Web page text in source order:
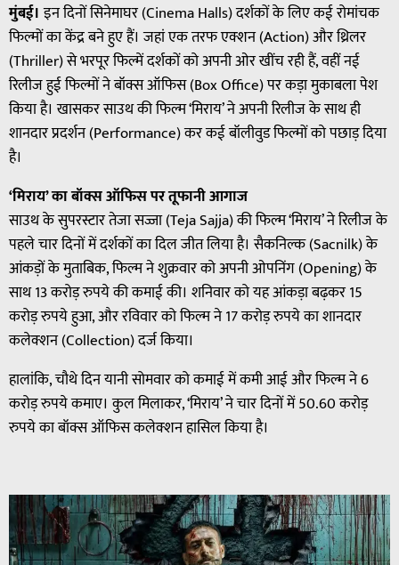
मुंबई।इन दिनों सिनेमाघर (Cinema Halls) दर्शकों के लिए कई रोमांचक
फिल्मों का केंद्र बने हुए हैं। जहां एक तरफ एक्शन (Action) और थ्रिलर
(Thriller) से भरपूर फिल्में दर्शकों को अपनी ओर खींच रही हैं, वहीं नई
रिलीज हुई फिल्मों ने बॉक्स ऑफिस (Box Office) पर कड़ा मुकाबला पेश
किया है। खासकर साउथ की फिल्म ‘मिराय’ ने अपनी रिलीज के साथ ही
शानदार प्रदर्शन (Performance) कर कई बॉलीवुड फिल्मों को पछाड़ दिया
है।
‘मिराय’ का बॉक्स ऑफिस पर तूफानी आगाज
साउथ के सुपरस्टार तेजा सज्जा (Teja Sajja) की फिल्म ‘मिराय’ ने रिलीज के
पहले चार दिनों में दर्शकों का दिल जीत लिया है। सैकनिल्क (Sacnilk) के
आंकड़ों के मुताबिक, फिल्म ने शुक्रवार को अपनी ओपनिंग (Opening) के
साथ 13 करोड़ रुपये की कमाई की। शनिवार को यह आंकड़ा बढ़कर 15
करोड़ रुपये हुआ, और रविवार को फिल्म ने 17 करोड़ रुपये का शानदार
कलेक्शन (Collection) दर्ज किया।
हालांकि, चौथे दिन यानी सोमवार को कमाई में कमी आई और फिल्म ने 6
करोड़ रुपये कमाए। कुल मिलाकर, ‘मिराय’ ने चार दिनों में 50.60 करोड़
रुपये का बॉक्स ऑफिस कलेक्शन हासिल किया है।